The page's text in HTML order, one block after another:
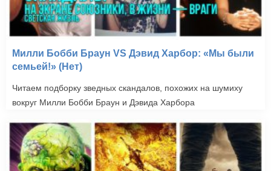
Милли Бобби Браун VS Дэвид Харбор: «Мы были
семьей!» (Нет)
Читаем подборку зведных скандалов, похожих на шумиху
вокруг Милли Бобби Браун и Дэвида Харбора